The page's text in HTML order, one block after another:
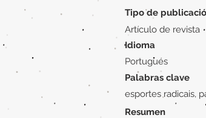
Tipo de
Artículo de revista
Idioma
Portugués
Palabras clave
esportes radicais,
Resumen